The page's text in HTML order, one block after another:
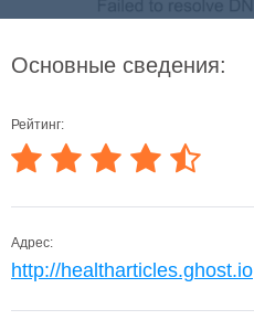
Основные сведения:
Рейтинг:
Адрес:
http://healtharticles.ghost.io